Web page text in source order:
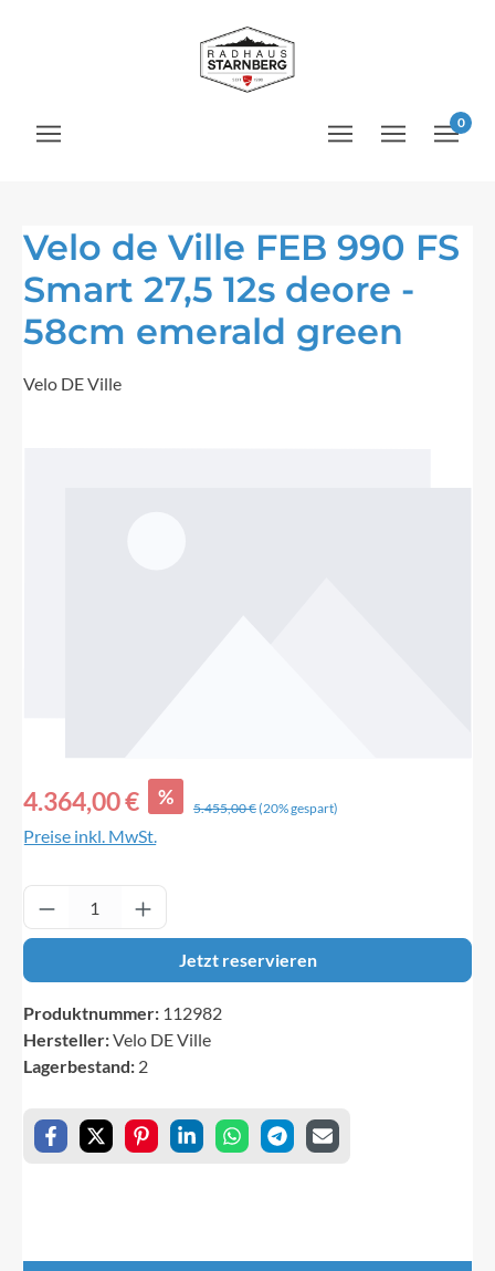
0
Velo de Ville FEB 990 FS
Smart 27,5 12s deore -
58cm emerald green
Velo DE Ville
Verkaufspreis:
4.364,00 € % Regulärer Preis:
5.455,00 €(20% gespart)
Preise inkl. MwSt.
Produkt Anzahl: Gib den gewünschten
Jetzt reservieren
Produktnummer: 112982
Hersteller:Velo DE Ville
Lagerbestand: 2